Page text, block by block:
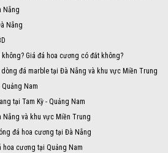
Nẵng
Nẵng
Giá đá hoa cương có đắt không?
đá marble tại Đà Nẵng và khu vực Miền Trung
Nam
tại Tam Kỳ - Quảng Nam
Nẵng và khu vực Miền Trung
đá hoa cương tại Đà Nẵng
cương tại Quảng Nam